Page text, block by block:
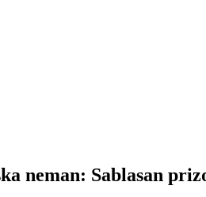
neman: Sablasan